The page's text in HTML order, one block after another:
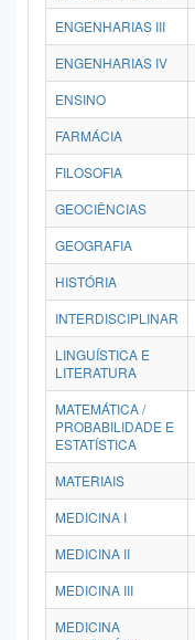
ENGENHARIAS III
ENGENHARIAS IV
ENSINO
FARMÁCIA
FILOSOFIA
GEOCIÊNCIAS
GEOGRAFIA
HISTÓRIA
INTERDISCIPLINAR
LINGUÍSTICA E
LITERATURA
MATEMÁTICA /
PROBABILIDADE E
ESTATÍSTICA
MATERIAIS
MEDICINA I
MEDICINA II
MEDICINA III
MEDICINA